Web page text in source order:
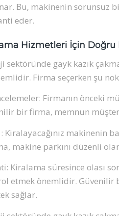
Bu, makinenin sorunsuz
eder.
Hizmetleri İçin Doğru
sektöründe gayk kazık
Firma seçerken şu
Firmanın önceki
bir firma, memnun
makinenin
makine parkını düzenli
Kiralama süresince olası
etmek önemlidir.
sağlar.